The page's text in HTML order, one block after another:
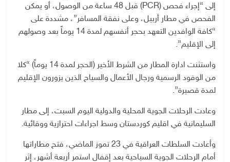
إلى “إجراء فحص (PCR) قبل 48 ساعة من الوصول، أو يمكن
الفحص في مطار أربيل، وعلى نفقة المسافر”، مشددة على
“كافة الوافدين التعهد بحجر أنفسهم لمدة 14 يوماً بعد وصولهم
إلى الإقليم”.
واستثنت ادارة المطار من الشرط الأخير (الحجر لمدة 14 يوماً) “كلا
من الوفود الرسمية ورجال الأعمال والسياح الذين يزورون الإقليم
لمدة قصيرة”.
وعادت الرحلات الجوية المحلية والدولية اليوم السبت، إلى مطار
السليمانية في اقليم كوردستان وسط اجراءات احترازية ووقائية.
وأعادت السلطات العراقية في 23 تموز الماضي، فتح مطاراتها
أمام الرحلات الجوية السياحية بعد إقفال استمر أربعة أشهر، إثر